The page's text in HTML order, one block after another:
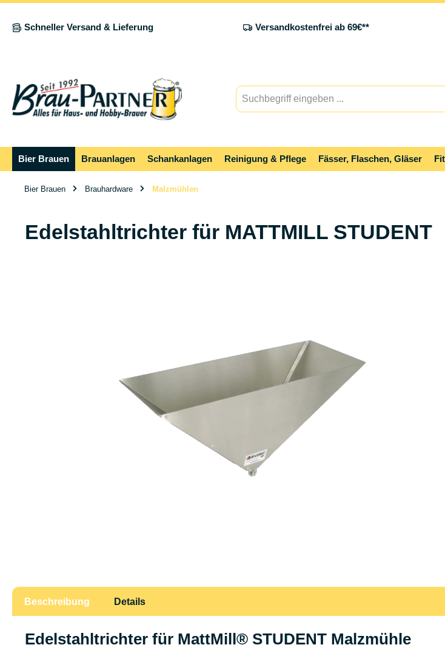
Schneller Versand & Lieferung
Versandkostenfrei ab 69€**
Bier Brauen Brauanlagen Schankanlagen Reinigung & Pflege Fässer, Flaschen, Gläser
Bier Brauen Brauhardware Malzmühlen
Edelstahltrichter für MATTMILL STUDENT
Beschreibung Details
Edelstahltrichter für MattMill® STUDENT Malzmühle